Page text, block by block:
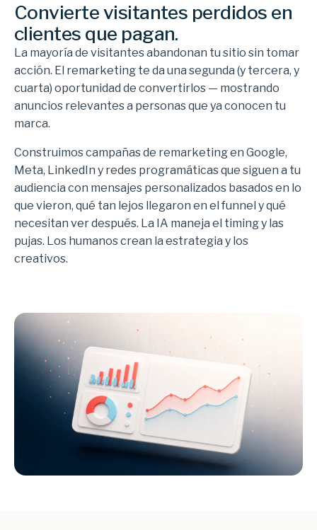
Convierte visitantes perdidos en
clientes que pagan.
La mayoría de visitantes abandonan tu sitio sin tomar
acción. El remarketing te da una segunda (y tercera, y
cuarta) oportunidad de convertirlos — mostrando
anuncios relevantes a personas que ya conocen tu
marca.
Construimos campañas de remarketing en Google,
Meta, LinkedIn y redes programáticas que siguen a tu
audiencia con mensajes personalizados basados en lo
que vieron, qué tan lejos llegaron en el funnel y qué
necesitan ver después. La IA maneja el timing y las
pujas. Los humanos crean la estrategia y los
creativos.